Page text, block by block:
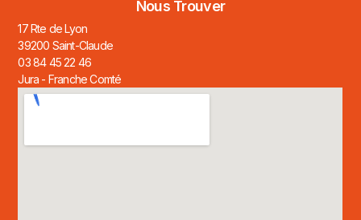
Nous Trouver
17 Rte de Lyon
39200 Saint-Claude
03 84 45 22 46
Jura - Franche Comté